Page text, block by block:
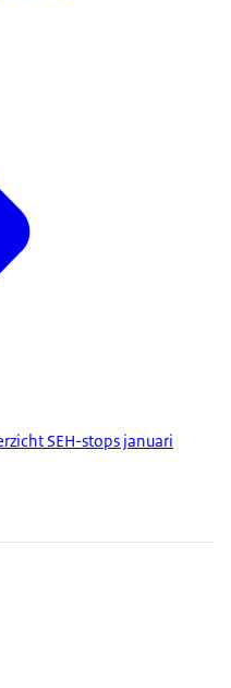
SEH-stops januari